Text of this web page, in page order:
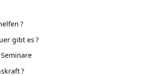
?
gibt es?
?